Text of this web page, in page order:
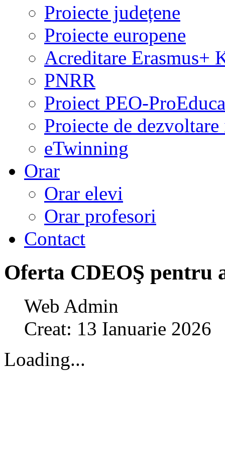
Proiecte județene
Proiecte europene
Acreditare Erasmus+
PNRR
Proiect PEO-
Proiecte de
eTwinning
Orar
Orar elevi
Orar profesori
Contact
Oferta CDEOŞ pentru
Web Admin
Creat: 13 Ianuarie 2026
Loading...